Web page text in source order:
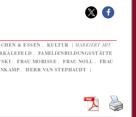
& ESSEN , KULTUR |MARKIERT MIT
,
FAMILIENBILDUNGSSTÄTTE
, FRAU MORISSE , FRAU NOLL ,
FRAU
, HERR VAN STEPHAUDT |